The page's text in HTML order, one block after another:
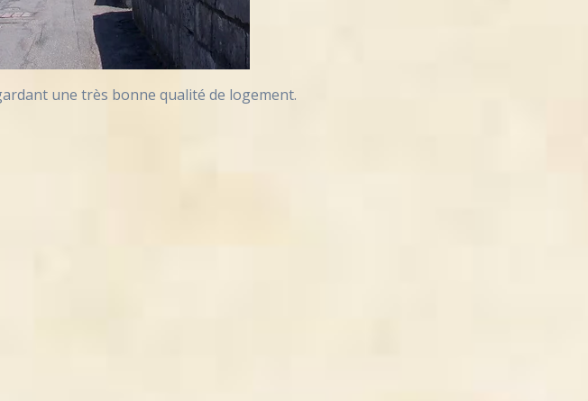
une très bonne qualité de logement.